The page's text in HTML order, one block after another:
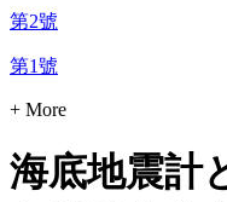
第2號
第1號
+ More
海底地震計